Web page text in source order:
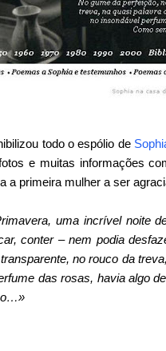
todo o espólio de
e muitas informações
a primeira mulher a ser
uma incrível noite
conter – nem podia
no rouco da
das rosas, havia algo